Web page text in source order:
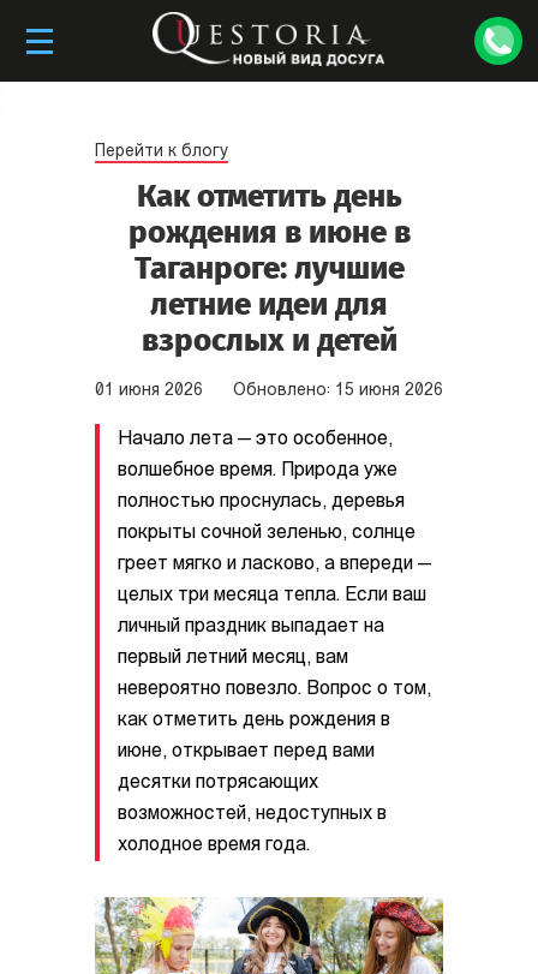
Перейти к блогу
Как отметить день
рождения в июне в
Таганроге: лучшие
летние идеи для
взрослых и детей
01 июня 2026 Обновлено: 15 июня 2026
Начало лета — это особенное,
волшебное время. Природа уже
полностью проснулась, деревья
покрыты сочной зеленью, солнце
греет мягко и ласково, а впереди —
целых три месяца тепла. Если ваш
личный праздник выпадает на
первый летний месяц, вам
невероятно повезло. Вопрос о том,
как отметить день рождения в
июне, открывает перед вами
десятки потрясающих
возможностей, недоступных в
холодное время года.